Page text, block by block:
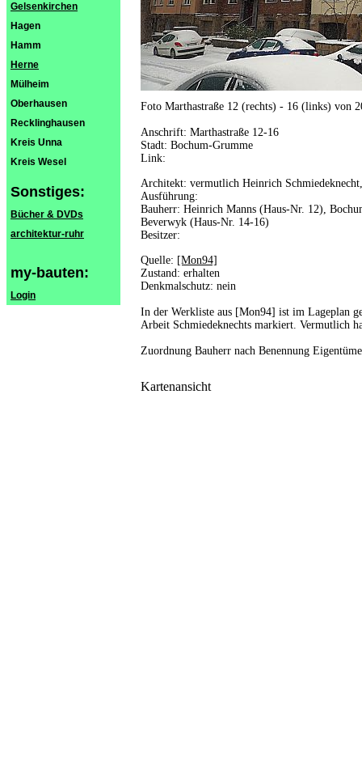
Gelsenkirchen
Hagen
Hamm
Herne
Mülheim
Oberhausen
Recklinghausen
Kreis Unna
Kreis Wesel
Sonstiges:
Bücher & DVDs
architektur-ruhr
my-bauten:
Login
Foto Marthastraße 12 (rechts) - 16 (links) von
Anschrift: Marthastraße 12-16
Stadt: Bochum-Grumme
Link:
Architekt: vermutlich Heinrich
Ausführung:
Bauherr: Heinrich Manns (Haus-Nr. 12),
Beverwyk (Haus-Nr. 14-16)
Besitzer:
Quelle: [Mon94]
Zustand: erhalten
Denkmalschutz: nein
In der Werkliste aus [Mon94] ist im Lageplan
Arbeit Schmiedeknechts markiert. Vermutlich
Zuordnung Bauherr nach Benennung
Kartenansicht